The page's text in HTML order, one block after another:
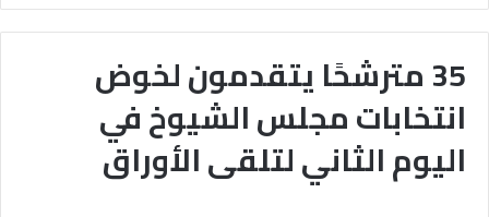
35 مترشحًا يتقدمون لخوض
انتخابات مجلس الشيوخ في
اليوم الثاني لتلقى الأوراق